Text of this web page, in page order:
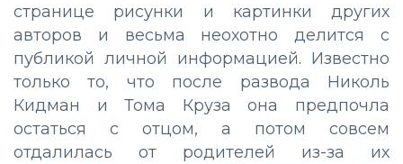
странице рисунки и картинки других
авторов и весьма неохотно делится с
публикой личной информацией. Известно
только то, что после развода Николь
Кидман и Тома Круза она предпочла
остаться с отцом, а потом совсем
отдалилась от родителей из-за их